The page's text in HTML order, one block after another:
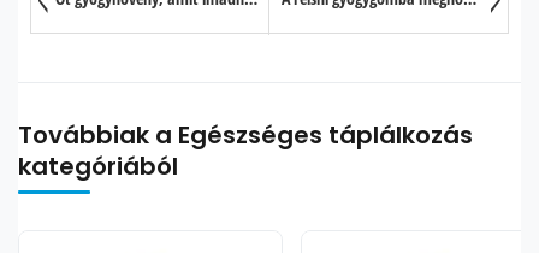
Továbbiak a Egészséges táplálkozás
kategóriából